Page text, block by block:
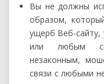
Вы не должны
образом,
ущерб Веб-сайту,
или любым
незаконным,
связи с любыми